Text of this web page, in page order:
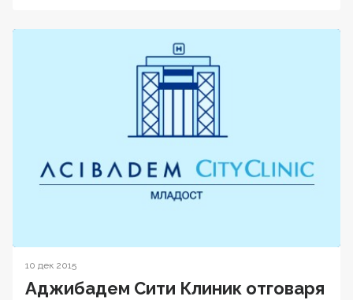
10 дек 2015
Аджибадем Сити Клиник отговаря